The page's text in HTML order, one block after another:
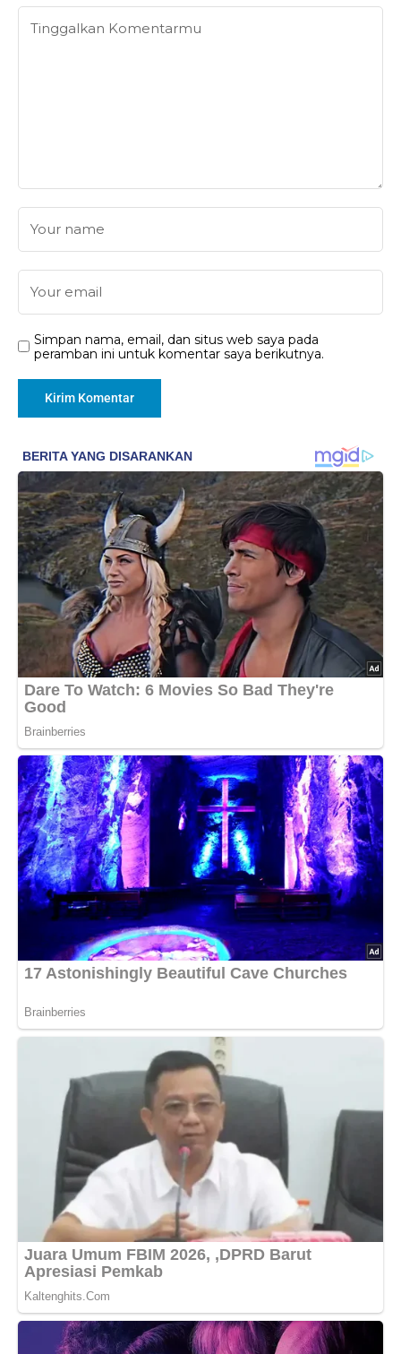
Simpan nama, email, dan situs web saya pada
peramban ini untuk komentar saya berikutnya.